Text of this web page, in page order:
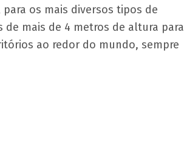
os mais diversos tipos de
mais de 4 metros de altura para
ao redor do mundo, sempre